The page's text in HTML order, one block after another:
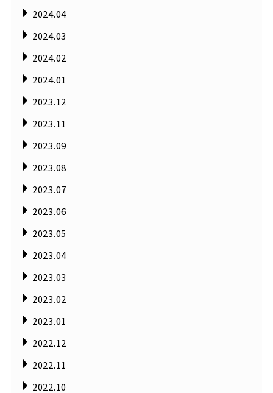
2024.04
2024.03
2024.02
2024.01
2023.12
2023.11
2023.09
2023.08
2023.07
2023.06
2023.05
2023.04
2023.03
2023.02
2023.01
2022.12
2022.11
2022.10